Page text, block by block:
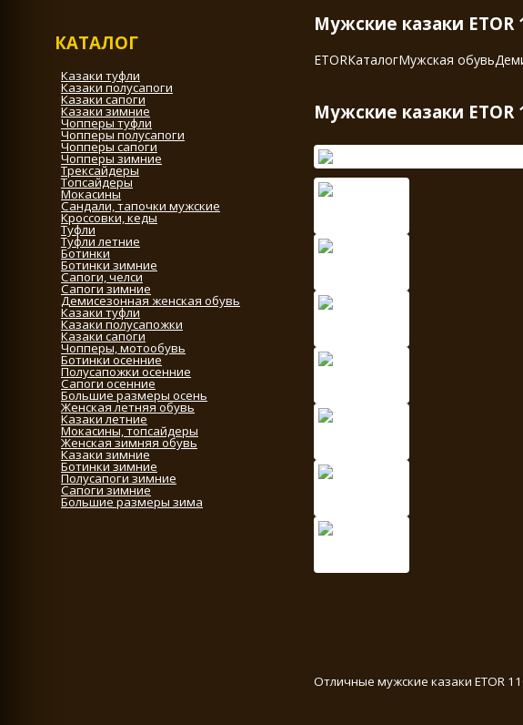
КАТАЛОГ
Казаки туфли
Казаки полусапоги
Казаки сапоги
Казаки зимние
Чопперы туфли
Чопперы полусапоги
Чопперы сапоги
Чопперы зимние
Трексайдеры
Топсайдеры
Мокасины
Сандали, тапочки мужские
Кроссовки, кеды
Туфли
Туфли летние
Ботинки
Ботинки зимние
Сапоги, челси
Сапоги зимние
Демисезонная женская обувь
Казаки туфли
Казаки полусапожки
Казаки сапоги
Чопперы, мотообувь
Ботинки осенние
Полусапожки осенние
Сапоги осенние
Большие размеры осень
Женская летняя обувь
Казаки летние
Мокасины, топсайдеры
Женская зимняя обувь
Казаки зимние
Ботинки зимние
Полусапоги зимние
Сапоги зимние
Большие размеры зима
Мужские казаки ETOR
ETORКаталогМужская обувь
Мужские казаки ETOR
Отличные мужские казаки ETOR